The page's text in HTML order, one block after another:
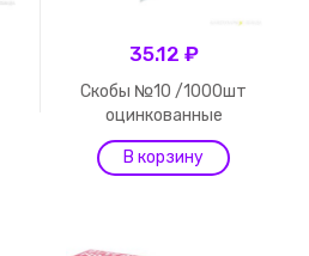
35.12 ₽
Скобы №10 /1000шт
оцинкованные